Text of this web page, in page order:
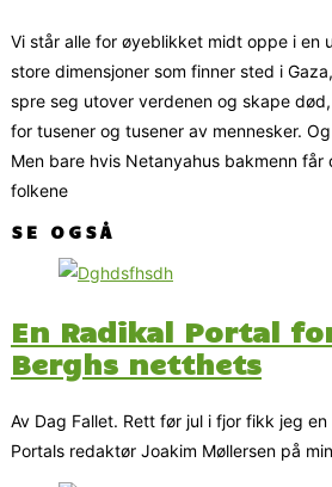
Vi står alle for øyeblikket midt oppe i en
store dimensjoner som finner sted i
spre seg utover verdenen og skape
for tusener og tusener av mennesker.
Men bare hvis Netanyahus bakmenn får
folkene
SE OGSÅ
En Radikal Portal
Berghs netthets
Av Dag Fallet. Rett før jul i fjor fikk jeg
Portals redaktør Joakim Møllersen på min